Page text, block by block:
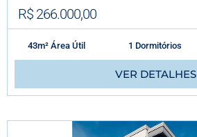
R$ 266.000,00
43m² Área Útil 1 Dormitórios
VER DETALHES